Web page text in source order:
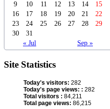
« Jul Sep »
9
10 11 12 13 14
15
16
17 18 19 20 21
22
23
24 25 26 27 28
29
30
31
Site Statistics
Today's visitors: 282
Today's page views: : 282
Total visitors : 84,211
Total page views: 86,215